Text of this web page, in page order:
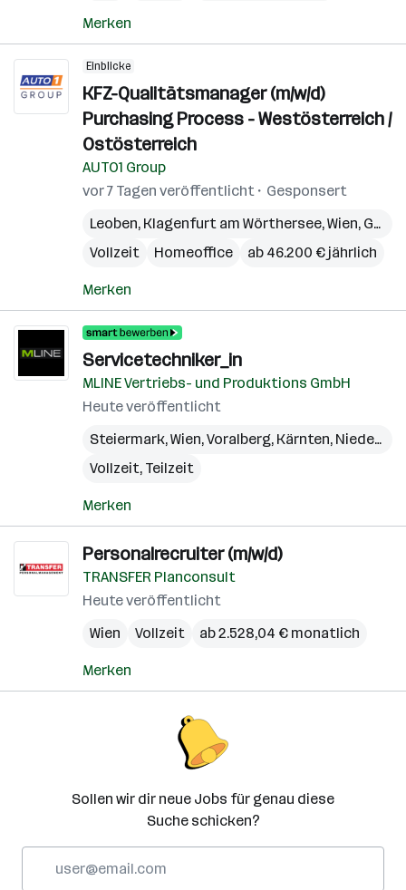
Merken
Einblicke
KFZ-Qualitätsmanager (m/w/d)
Purchasing Process - Westösterreich /
Ostösterreich
AUTO1 Group
vor 7 Tagen veröffentlicht
Gesponsert
Leoben, Klagenfurt am Wörthersee,Wien, Graz
Vollzeit
Homeoffice ab 46.200 € jährlich
Merken
Servicetechniker_in
MLINE Vertriebs- und Produktions GmbH
Heute veröffentlicht
Steiermark,Wien,Voralberg, Kärnten, Niederösterreich
Vollzeit, Teilzeit
Merken
Personalrecruiter (m/w/d)
TRANSFER Planconsult
Heute veröffentlicht
Wien
Vollzeit ab 2.528,04 € monatlich
Merken
Sollen wir dir neue Jobs für genau diese
Suche schicken?